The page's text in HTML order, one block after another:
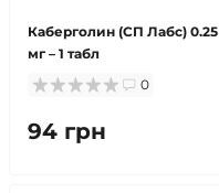
Каберголин (СП Лабс) 0.25
мг – 1 табл
0
94 грн